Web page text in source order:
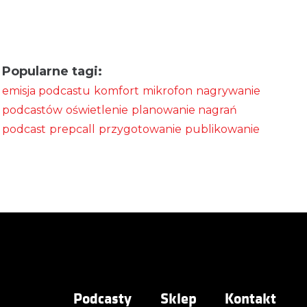
Popularne tagi:
emisja podcastu komfort mikrofon nagrywanie
podcastów oświetlenie planowanie nagrań
podcast prepcall przygotowanie publikowanie
Podcasty Sklep Kontakt